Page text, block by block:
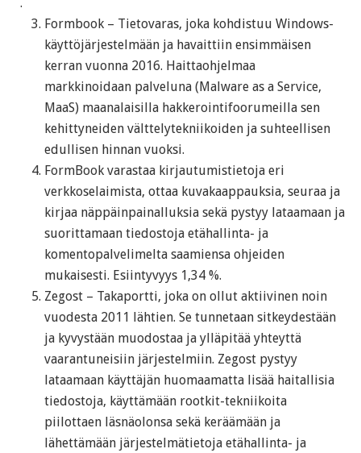
Formbook – Tietovaras, joka kohdistuu Windows-
käyttöjärjestelmään ja havaittiin ensimmäisen
kerran vuonna 2016. Haittaohjelmaa
markkinoidaan palveluna (Malware as a Service,
MaaS) maanalaisilla hakkerointifoorumeilla sen
kehittyneiden välttelytekniikoiden ja suhteellisen
edullisen hinnan vuoksi.
FormBook varastaa kirjautumistietoja eri
verkkoselaimista, ottaa kuvakaappauksia, seuraa ja
kirjaa näppäinpainalluksia sekä pystyy lataamaan ja
suorittamaan tiedostoja etähallinta- ja
komentopalvelimelta saamiensa ohjeiden
mukaisesti. Esiintyvyys 1,34 %.
Zegost – Takaportti, joka on ollut aktiivinen noin
vuodesta 2011 lähtien. Se tunnetaan sitkeydestään
ja kyvystään muodostaa ja ylläpitää yhteyttä
vaarantuneisiin järjestelmiin. Zegost pystyy
lataamaan käyttäjän huomaamatta lisää haitallisia
tiedostoja, käyttämään rootkit-tekniikoita
piilottaen läsnäolonsa sekä keräämään ja
lähettämään järjestelmätietoja etähallinta- ja